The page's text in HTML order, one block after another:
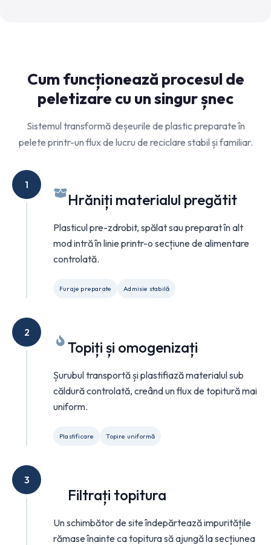
Cum funcționează procesul de
peletizare cu un singur șnec
Sistemul transformă deșeurile de plastic preparate în
pelete printr-un flux de lucru de reciclare stabil și familiar.
1
Hrăniți materialul pregătit
Plasticul pre-zdrobit, spălat sau preparat în alt
mod intră în linie printr-o secțiune de alimentare
controlată.
Furaje preparate Admisie stabilă
2
Topiți și omogenizați
Șurubul transportă și plastifiază materialul sub
căldură controlată, creând un flux de topitură mai
uniform.
Plastificare Topire uniformă
3
Filtrați topitura
Un schimbător de site îndepărtează impuritățile
rămase înainte ca topitura să ajungă la secțiunea